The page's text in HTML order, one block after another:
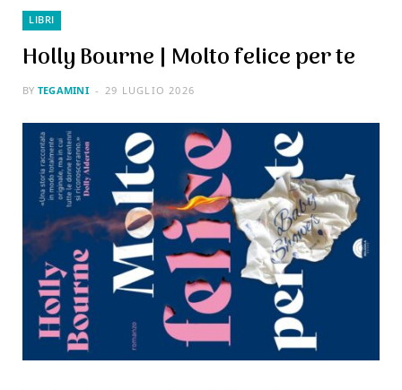
LIBRI
Holly Bourne | Molto felice per te
BY TEGAMINI 29 LUGLIO 2026